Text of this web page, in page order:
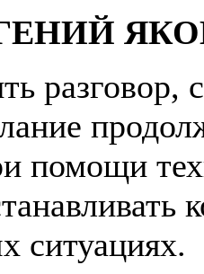
разговор,
помощи
ситуациях.